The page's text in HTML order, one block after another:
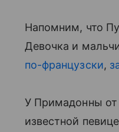
Напомним, что
Девочка и
по-французски,
У Примадонны от
известной